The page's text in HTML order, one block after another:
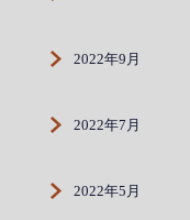
2022年9月
2022年7月
2022年5月